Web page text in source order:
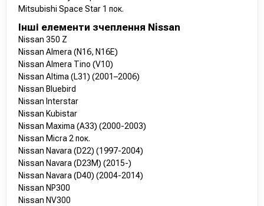
Mitsubishi Space Star 1 пок.
Інші елементи зчеплення Nissan
Nissan 350 Z
Nissan Almera (N16, N16E)
Nissan Almera Tino (V10)
Nissan Altima (L31) (2001–2006)
Nissan Bluebird
Nissan Interstar
Nissan Kubistar
Nissan Maxima (A33) (2000-2003)
Nissan Micra 2 пок.
Nissan Navara (D22) (1997-2004)
Nissan Navara (D23M) (2015-)
Nissan Navara (D40) (2004-2014)
Nissan NP300
Nissan NV300